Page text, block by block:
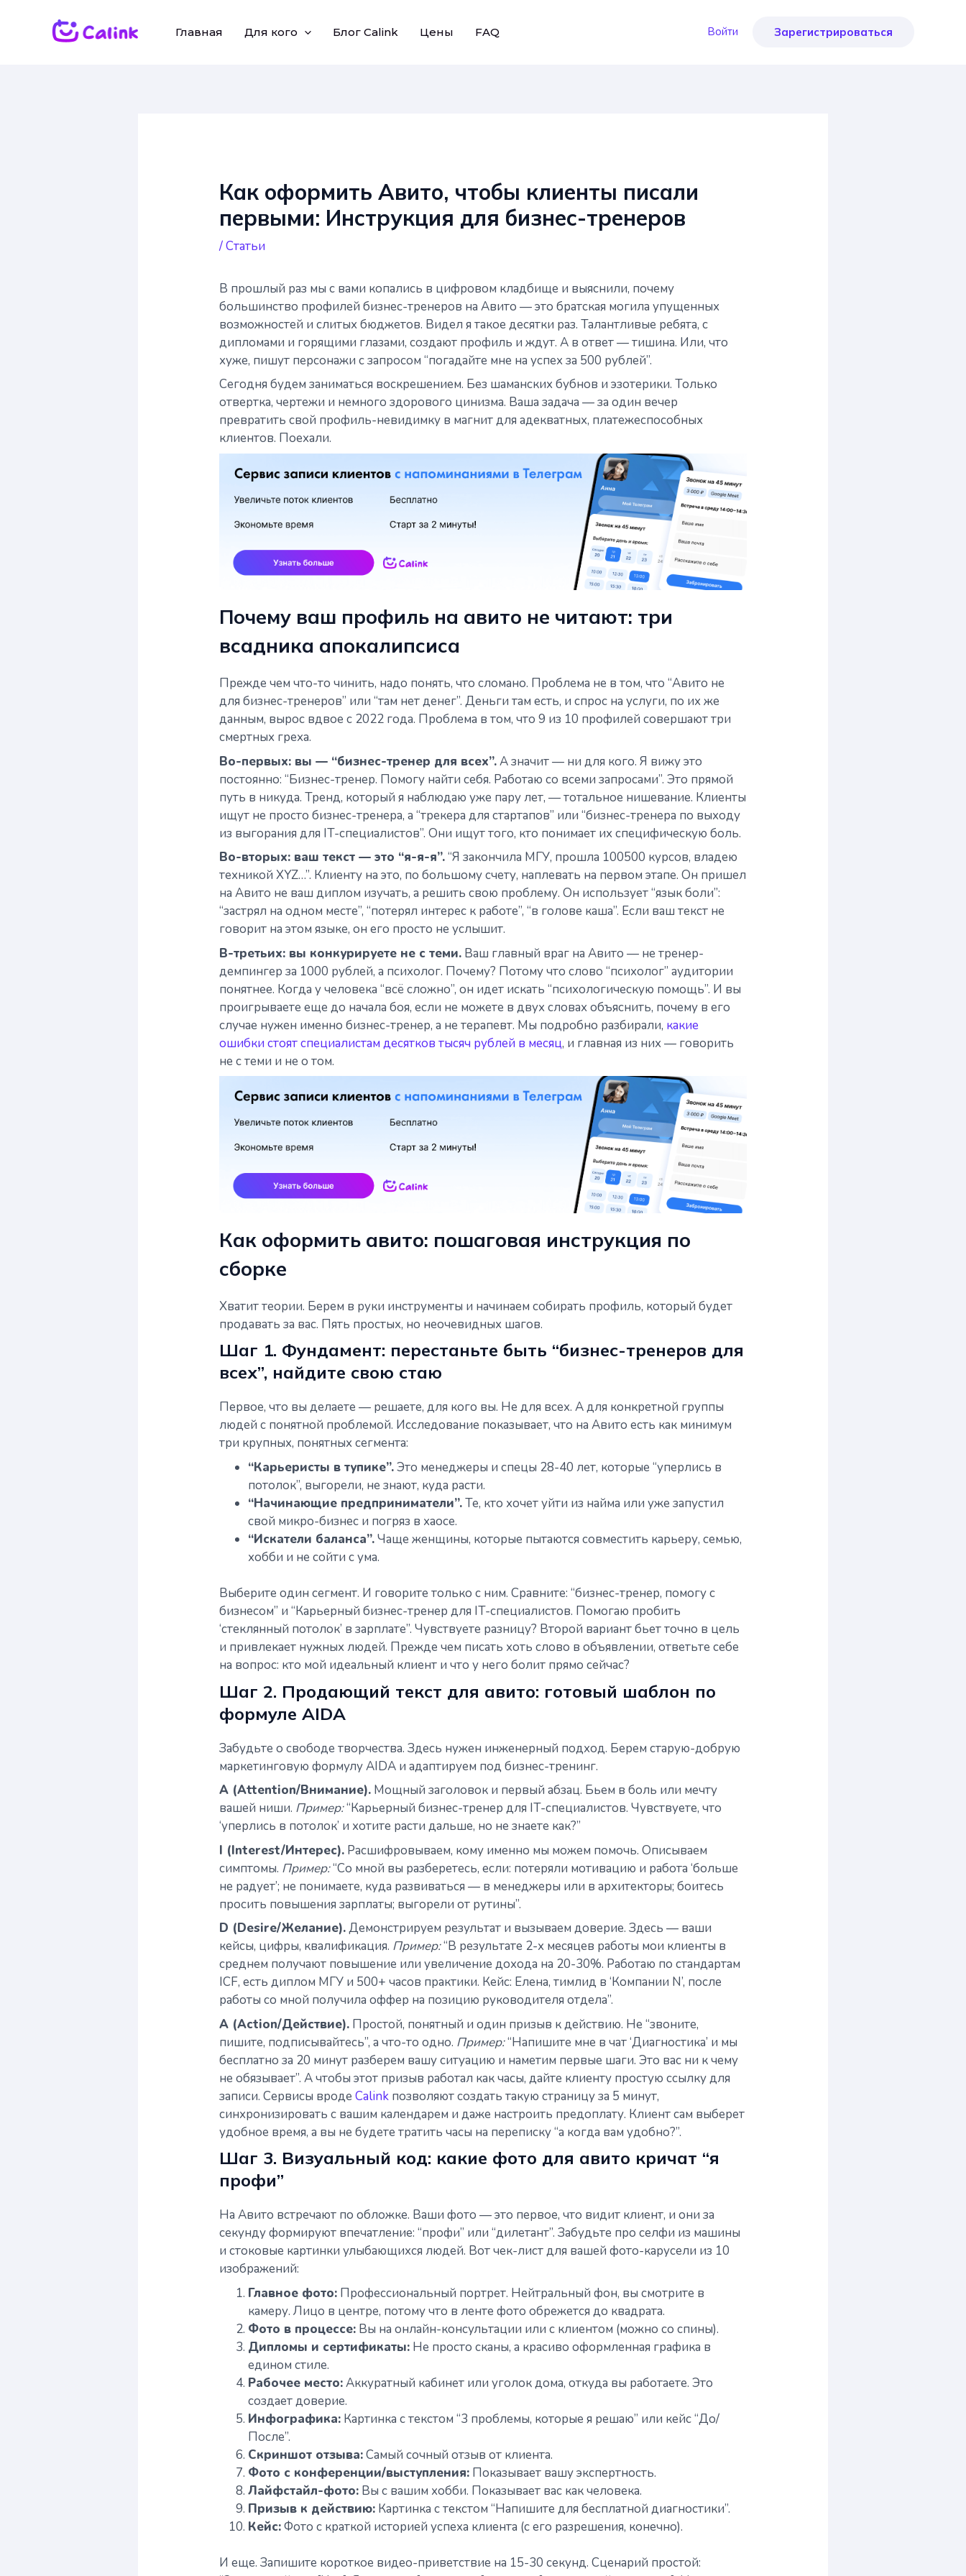
содержимому
Главная Для кого Блог Calink Цены FAQ Войти Зарегистрироваться
Как оформить Авито, чтобы клиенты писали
первыми: Инструкция для бизнес-тренеров
/Статьи
В прошлый раз мы с вами копались в цифровом кладбище и выяснили, почему
большинство профилей бизнес-тренеров на Авито — это братская могила упущенных
возможностей и слитых бюджетов. Видел я такое десятки раз. Талантливые ребята, с
дипломами и горящими глазами, создают профиль и ждут. А в ответ — тишина. Или, что
хуже, пишут персонажи с запросом “погадайте мне на успех за 500 рублей”.
Сегодня будем заниматься воскрешением. Без шаманских бубнов и эзотерики. Только
отвертка, чертежи и немного здорового цинизма. Ваша задача — за один вечер
превратить свой профиль-невидимку в магнит для адекватных, платежеспособных
клиентов. Поехали.
Почему ваш профиль на авито не читают: три
всадника апокалипсиса
Прежде чем что-то чинить, надо понять, что сломано. Проблема не в том, что “Авито не
для бизнес-тренеров” или “там нет денег”. Деньги там есть, и спрос на услуги, по их же
данным, вырос вдвое с 2022 года. Проблема в том, что 9 из 10 профилей совершают три
смертных греха.
Во-первых: вы — “бизнес-тренер для всех”.А значит — ни для кого. Я вижу это
постоянно: “Бизнес-тренер. Помогу найти себя. Работаю со всеми запросами”. Это прямой
путь в никуда. Тренд, который я наблюдаю уже пару лет, — тотальное нишевание. Клиенты
ищут не просто бизнес-тренера, а “трекера для стартапов” или “бизнес-тренера по выходу
из выгорания для IT-специалистов”. Они ищут того, кто понимает их специфическую боль.
Во-вторых: ваш текст — это “я-я-я”.“Я закончила МГУ, прошла 100500 курсов, владею
техникой XYZ…”. Клиенту на это, по большому счету, наплевать на первом этапе. Он пришел
на Авито не ваш диплом изучать, а решить свою проблему. Он использует “язык боли”:
“застрял на одном месте”, “потерял интерес к работе”, “в голове каша”. Если ваш текст не
говорит на этом языке, он его просто не услышит.
В-третьих: вы конкурируете не с теми. Ваш главный враг на Авито — не тренер-
демпингер за 1000 рублей, а психолог. Почему? Потому что слово “психолог” аудитории
понятнее. Когда у человека “всё сложно”, он идет искать “психологическую помощь”. И вы
проигрываете еще до начала боя, если не можете в двух словах объяснить, почему в его
случае нужен именно бизнес-тренер, а не терапевт. Мы подробно разбирали, какие
ошибки стоят специалистам десятков тысяч рублей в месяц, и главная из них — говорить
не с теми и не о том.
Как оформить авито: пошаговая инструкция по
сборке
Хватит теории. Берем в руки инструменты и начинаем собирать профиль, который будет
продавать за вас. Пять простых, но неочевидных шагов.
Шаг 1. Фундамент: перестаньте быть “бизнес-тренеров для
всех”, найдите свою стаю
Первое, что вы делаете — решаете, для кого вы. Не для всех. А для конкретной группы
людей с понятной проблемой. Исследование показывает, что на Авито есть как минимум
три крупных, понятных сегмента:
“Карьеристы в тупике”.Это менеджеры и спецы 28-40 лет, которые “уперлись в
потолок”, выгорели, не знают, куда расти.
“Начинающие предприниматели”.Те, кто хочет уйти из найма или уже запустил
свой микро-бизнес и погряз в хаосе.
“Искатели баланса”.Чаще женщины, которые пытаются совместить карьеру, семью,
хобби и не сойти с ума.
Выберите один сегмент. И говорите только с ним. Сравните: “бизнес-тренер, помогу с
бизнесом” и “Карьерный бизнес-тренер для IT-специалистов. Помогаю пробить
‘стеклянный потолок’ в зарплате”. Чувствуете разницу? Второй вариант бьет точно в цель
и привлекает нужных людей. Прежде чем писать хоть слово в объявлении, ответьте себе
на вопрос: кто мой идеальный клиент и что у него болит прямо сейчас?
Шаг 2. Продающий текст для авито: готовый шаблон по
формуле AIDA
Забудьте о свободе творчества. Здесь нужен инженерный подход. Берем старую-добрую
маркетинговую формулу AIDA и адаптируем под бизнес-тренинг.
A (Attention/Внимание). Мощный заголовок и первый абзац. Бьем в боль или мечту
вашей ниши. Пример:“Карьерный бизнес-тренер для IT-специалистов. Чувствуете, что
‘уперлись в потолок’ и хотите расти дальше, но не знаете как?”
I (Interest/Интерес). Расшифровываем, кому именно мы можем помочь. Описываем
симптомы. Пример:“Со мной вы разберетесь, если: потеряли мотивацию и работа ‘больше
не радует’; не понимаете, куда развиваться — в менеджеры или в архитекторы; боитесь
просить повышения зарплаты; выгорели от рутины”.
D (Desire/Желание).Демонстрируем результат и вызываем доверие. Здесь — ваши
кейсы, цифры, квалификация. Пример:“В результате 2-х месяцев работы мои клиенты в
среднем получают повышение или увеличение дохода на 20-30%. Работаю по стандартам
ICF, есть диплом МГУ и 500+ часов практики. Кейс: Елена, тимлид в ‘Компании N’, после
работы со мной получила оффер на позицию руководителя отдела”.
A (Action/Действие). Простой, понятный и один призыв к действию. Не “звоните,
пишите, подписывайтесь”, а что-то одно. Пример:“Напишите мне в чат ‘Диагностика’ и мы
бесплатно за 20 минут разберем вашу ситуацию и наметим первые шаги. Это вас ни к чему
не обязывает”. А чтобы этот призыв работал как часы, дайте клиенту простую ссылку для
записи. Сервисы вродеCalink позволяют создать такую страницу за 5 минут,
синхронизировать с вашим календарем и даже настроить предоплату. Клиент сам выберет
удобное время, а вы не будете тратить часы на переписку “а когда вам удобно?”.
Шаг 3. Визуальный код: какие фото для авито кричат “я
профи”
На Авито встречают по обложке. Ваши фото — это первое, что видит клиент, и они за
секунду формируют впечатление: “профи” или “дилетант”. Забудьте про селфи из машины
и стоковые картинки улыбающихся людей. Вот чек-лист для вашей фото-карусели из 10
изображений:
Главное фото: Профессиональный портрет. Нейтральный фон, вы смотрите в
камеру. Лицо в центре, потому что в ленте фото обрежется до квадрата.
Фото в процессе: Вы на онлайн-консультации или с клиентом (можно со спины).
Дипломы и сертификаты: Не просто сканы, а красиво оформленная графика в
едином стиле.
Рабочее место:Аккуратный кабинет или уголок дома, откуда вы работаете. Это
создает доверие.
Инфографика: Картинка с текстом “3 проблемы, которые я решаю” или кейс “До/
После”.
Скриншот отзыва:Самый сочный отзыв от клиента.
Фото с конференции/выступления: Показывает вашу экспертность.
Лайфстайл-фото: Вы с вашим хобби. Показывает вас как человека.
Призыв к действию: Картинка с текстом “Напишите для бесплатной диагностики”.
Кейс:Фото с краткой историей успеха клиента (с его разрешения, конечно).
И еще. Запишите короткое видео-приветствие на 15-30 секунд. Сценарий простой: